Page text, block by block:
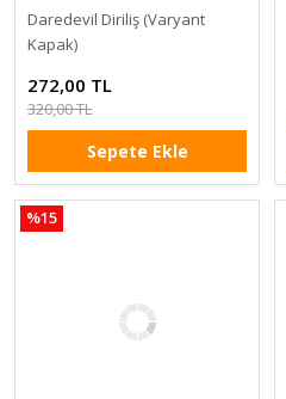
Daredevil Diriliş (Varyant
Kapak)
272,00 TL
320,00 TL
Sepete Ekle
%15